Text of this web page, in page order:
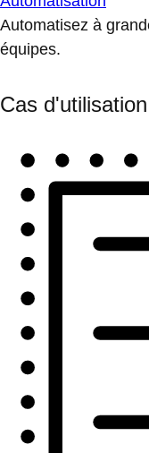
Automatisez à
équipes.
Cas d'utilisation